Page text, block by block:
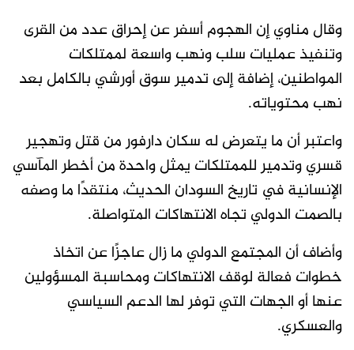
وقال مناوي إن الهجوم أسفر عن إحراق عدد من القرى
وتنفيذ عمليات سلب ونهب واسعة لممتلكات
المواطنين، إضافة إلى تدمير سوق أورشي بالكامل بعد
نهب محتوياته.
واعتبر أن ما يتعرض له سكان دارفور من قتل وتهجير
قسري وتدمير للممتلكات يمثل واحدة من أخطر المآسي
الإنسانية في تاريخ السودان الحديث، منتقدًا ما وصفه
بالصمت الدولي تجاه الانتهاكات المتواصلة.
وأضاف أن المجتمع الدولي ما زال عاجزًا عن اتخاذ
خطوات فعالة لوقف الانتهاكات ومحاسبة المسؤولين
عنها أو الجهات التي توفر لها الدعم السياسي
والعسكري.